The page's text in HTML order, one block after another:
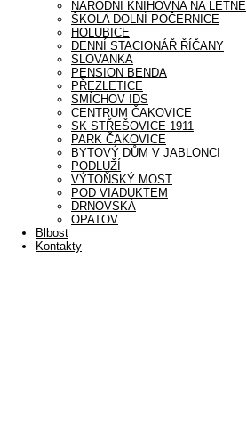
NÁRODNÍ KNIHOVNA NA LETNÉ
ŠKOLA DOLNÍ POČERNICE
HOLUBICE
DENNÍ STACIONÁŘ ŘÍČANY
SLOVANKA
PENSION BENDA
PŘEZLETICE
SMÍCHOV IDS
CENTRUM ČAKOVICE
SK STŘEŠOVICE 1911
PARK ČAKOVICE
BYTOVÝ DŮM V JABLONCI
PODLUŽÍ
VÝTOŇSKÝ MOST
POD VIADUKTEM
DRNOVSKÁ
OPATOV
Blbost
Kontakty